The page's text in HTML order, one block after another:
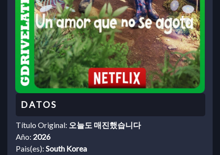
Título Original: 오늘도 매진했습니다
Año: 2026
Pais(es): South Korea